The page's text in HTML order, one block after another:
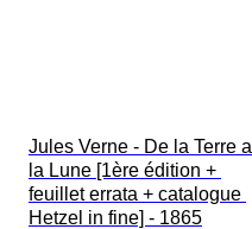
Jules Verne - De la Terre a
la Lune [1ère édition +
feuillet errata + catalogue
Hetzel in fine] - 1865